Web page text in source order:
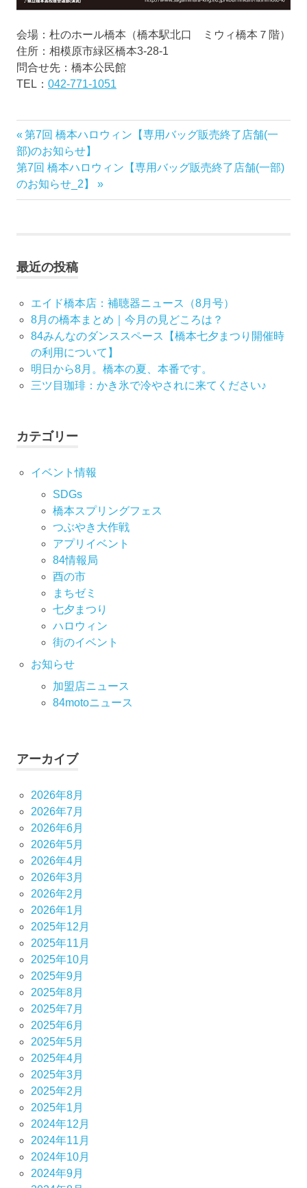
会場：杜のホール橋本（橋本駅北口 ミウィ橋本７階）
住所：相模原市緑区橋本3-28-1
問合せ先：橋本公民館
TEL： 042-771-1051
投
稿
ナ
ゲ
シ
ョ
ン
前
の
記
事:
第7回 橋本ハロウィン【専用バッグ販売終了店舗(一
部)のお知らせ】
次
の
記
第7回 橋本ハロウィン【専用バッグ販売終了店舗(一部)
のお知らせ_2】
最近の投稿
エイド橋本店：補聴器ニュース（8月号）
8月の橋本まとめ｜今月の見どころは？
84みんなのダンススペース【橋本七夕まつり開催時
の利用について】
明日から8月。橋本の夏、本番です。
三ツ目珈琲：かき氷で冷やされに来てください♪
カテゴリー
イベント情報
SDGs
橋本スプリングフェス
つぶやき大作戦
アプリイベント
84情報局
酉の市
まちゼミ
七⼣まつり
ハロウィン
街のイベント
お知らせ
加盟店ニュース
84motoニュース
アーカイブ
2026年8月
2026年7月
2026年6月
2026年5月
2026年4月
2026年3月
2026年2月
2026年1月
2025年12月
2025年11月
2025年10月
2025年9月
2025年8月
2025年7月
2025年6月
2025年5月
2025年4月
2025年3月
2025年2月
2025年1月
2024年12月
2024年11月
2024年10月
2024年9月